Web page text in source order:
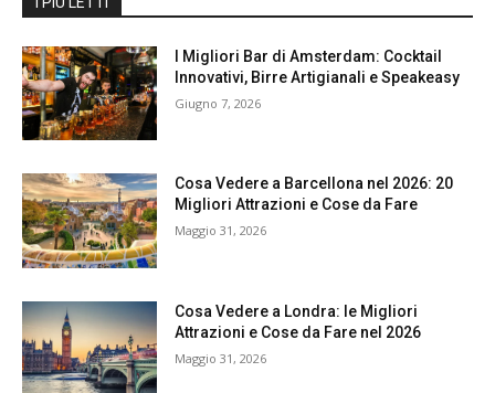
I Migliori Bar di Amsterdam: Cocktail
Innovativi, Birre Artigianali e Speakeasy
Giugno 7, 2026
Cosa Vedere a Barcellona nel 2026: 20
Migliori Attrazioni e Cose da Fare
Maggio 31, 2026
Cosa Vedere a Londra: le Migliori
Attrazioni e Cose da Fare nel 2026
Maggio 31, 2026